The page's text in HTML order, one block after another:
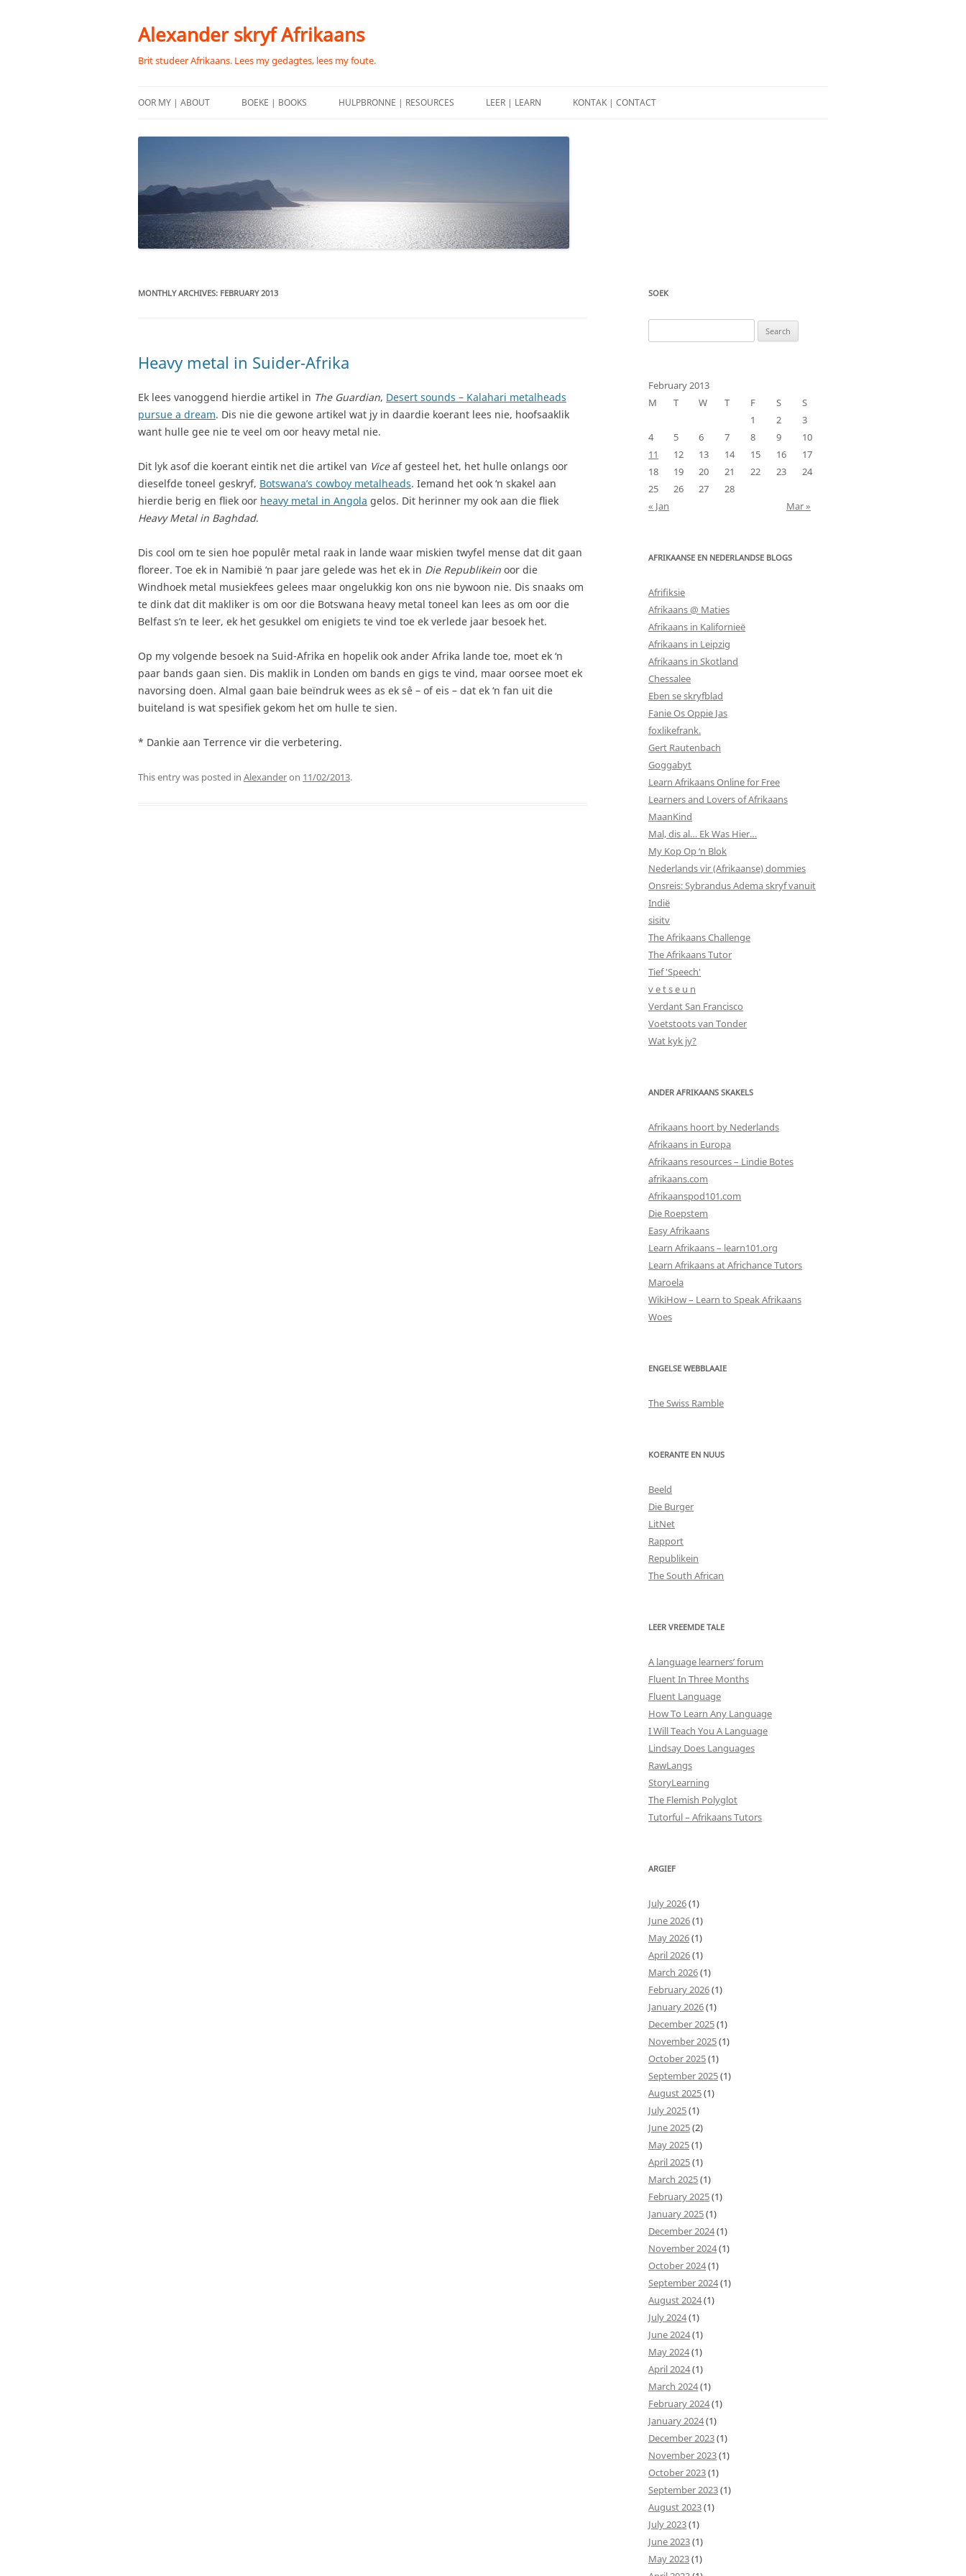
content
Alexander skryf Afrikaans
Brit studeer Afrikaans. Lees my gedagtes, lees my foute.
OOR MY | ABOUT BOEKE | BOOKS HULPBRONNE | RESOURCES LEER | LEARN KONTAK | CONTACT
MONTHLY ARCHIVES: FEBRUARY 2013
Heavy metal in Suider-Afrika
Ek lees vanoggend hierdie artikel in The Guardian, Desert sounds – Kalahari metalheads
pursue a dream. Dis nie die gewone artikel wat jy in daardie koerant lees nie, hoofsaaklik
want hulle gee nie te veel om oor heavy metal nie.
Dit lyk asof die koerant eintik net die artikel van Viceaf gesteel het, het hulle onlangs oor
dieselfde toneel geskryf, Botswana’s cowboy metalheads. Iemand het ook ‘n skakel aan
hierdie berig en fliek oor heavy metal in Angola gelos. Dit herinner my ook aan die fliek
Heavy Metal in Baghdad.
Dis cool om te sien hoe populêr metal raak in lande waar miskien twyfel mense dat dit gaan
floreer. Toe ek in Namibië ‘n paar jare gelede was het ek in Die Republikein oor die
Windhoek metal musiekfees gelees maar ongelukkig kon ons nie bywoon nie. Dis snaaks om
te dink dat dit makliker is om oor die Botswana heavy metal toneel kan lees as om oor die
Belfast s’n te leer, ek het gesukkel om enigiets te vind toe ek verlede jaar besoek het.
Op my volgende besoek na Suid-Afrika en hopelik ook ander Afrika lande toe, moet ek ‘n
paar bands gaan sien. Dis maklik in Londen om bands en gigs te vind, maar oorsee moet ek
navorsing doen. Almal gaan baie beïndruk wees as ek sê – of eis – dat ek ‘n fan uit die
buiteland is wat spesifiek gekom het om hulle te sien.
* Dankie aan Terrence vir die verbetering.
This entry was posted in Alexanderon 11/02/2013.
SOEK
for:
February 2013
M
T W T F S
S
1
2
3
4
5 6 7 8 9
10
11
12 13 14 15 16
17
18
19 20 21 22 23
24
25
26 27
28
« Jan
Mar »
AFRIKAANSE EN NEDERLANDSE BLOGS
Afrifiksie
Afrikaans @ Maties
Afrikaans in Kalifornieë
Afrikaans in Leipzig
Afrikaans in Skotland
Chessalee
Eben se skryfblad
Fanie Os Oppie Jas
foxlikefrank.
Gert Rautenbach
Goggabyt
Learn Afrikaans Online for Free
Learners and Lovers of Afrikaans
MaanKind
Mal, dis al… Ek Was Hier…
My Kop Op ‘n Blok
Nederlands vir (Afrikaanse) dommies
Onsreis: Sybrandus Adema skryf vanuit
Indië
sisitv
The Afrikaans Challenge
The Afrikaans Tutor
Tief 'Speech'
v e t s e u n
Verdant San Francisco
Voetstoots van Tonder
Wat kyk jy?
ANDER AFRIKAANS SKAKELS
Afrikaans hoort by Nederlands
Afrikaans in Europa
Afrikaans resources – Lindie Botes
afrikaans.com
Afrikaanspod101.com
Die Roepstem
Easy Afrikaans
Learn Afrikaans – learn101.org
Learn Afrikaans at Africhance Tutors
Maroela
WikiHow – Learn to Speak Afrikaans
Woes
ENGELSE WEBBLAAIE
The Swiss Ramble
KOERANTE EN NUUS
Beeld
Die Burger
LitNet
Rapport
Republikein
The South African
LEER VREEMDE TALE
A language learners’ forum
Fluent In Three Months
Fluent Language
How To Learn Any Language
I Will Teach You A Language
Lindsay Does Languages
RawLangs
StoryLearning
The Flemish Polyglot
Tutorful – Afrikaans Tutors
ARGIEF
July 2026(1)
June 2026(1)
May 2026(1)
April 2026(1)
March 2026(1)
February 2026(1)
January 2026(1)
December 2025(1)
November 2025(1)
October 2025(1)
September 2025(1)
August 2025(1)
July 2025(1)
June 2025(2)
May 2025(1)
April 2025(1)
March 2025(1)
February 2025(1)
January 2025(1)
December 2024(1)
November 2024(1)
October 2024(1)
September 2024(1)
August 2024(1)
July 2024(1)
June 2024(1)
May 2024(1)
April 2024(1)
March 2024(1)
February 2024(1)
January 2024(1)
December 2023(1)
November 2023(1)
October 2023(1)
September 2023(1)
August 2023(1)
July 2023(1)
June 2023(1)
May 2023(1)